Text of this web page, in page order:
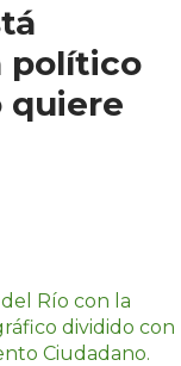
político
quiere